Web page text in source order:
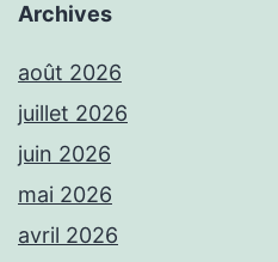
Archives
août 2026
juillet 2026
juin 2026
mai 2026
avril 2026